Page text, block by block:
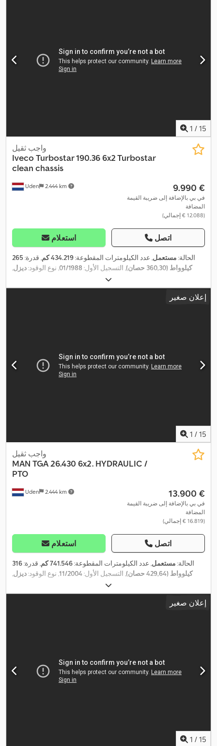
1 / 15
Uden 2.444 km
واجب ثقيل
IvecoTurbostar 190.36 6x2 Turbostar
clean chassis
‏9.990 €
في بي بالإضافة إلى ضريبة القيمة
المضافة
(‏12.088 € إجمالي)
استعلام اتصل
الحالة: مستعمل, عدد الكيلومترات المقطوعة:434.219 كم , قدرة: 265
كيلوواط (360,30 حصان)
, التسجيل الأول: 01/1988, نوع الوقود:ديزل,
, تكوين المحور:
السائق:كابينة نوم, نوع التروس:ميكانيكي, تعليق:فولاذ, الطول الكلي:
9.550 مم
إعلان صغير
1 / 15
Uden 2.444 km
واجب ثقيل
MAN TGA 26.430 6x2. HYDRAULIC /
PTO
‏13.900 €
في بي بالإضافة إلى ضريبة القيمة
المضافة
(‏16.819 € إجمالي)
استعلام اتصل
الحالة: مستعمل, عدد الكيلومترات المقطوعة:741.546 كم , قدرة:316
كيلوواط (429,64 حصان)
, التسجيل الأول:11/2004, نوع الوقود:ديزل,
, تكوين المحور:
السائق:كابينة نوم, فئة الانبعاثات:يورو 3 , تعليق:آخر, الطول الكلي:6.100
مم, العرض الكلي:إعلان صغير
1 / 15